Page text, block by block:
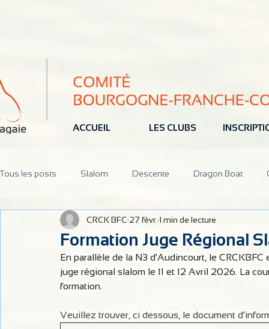
ACCUEIL LES CLUBS
Tous les posts Slalom Descente Dragon Boat
Pôle Espoir Réunions CoDir
Formation Juge Régional
CRCK BFC 27 févr. 1 min de lecture
En parallèle de la N3 d'Audincourt, le
juge régional slalom le 11 et 12 Avril 2026. La
formation.
Veuillez trouver, ci dessous, le document